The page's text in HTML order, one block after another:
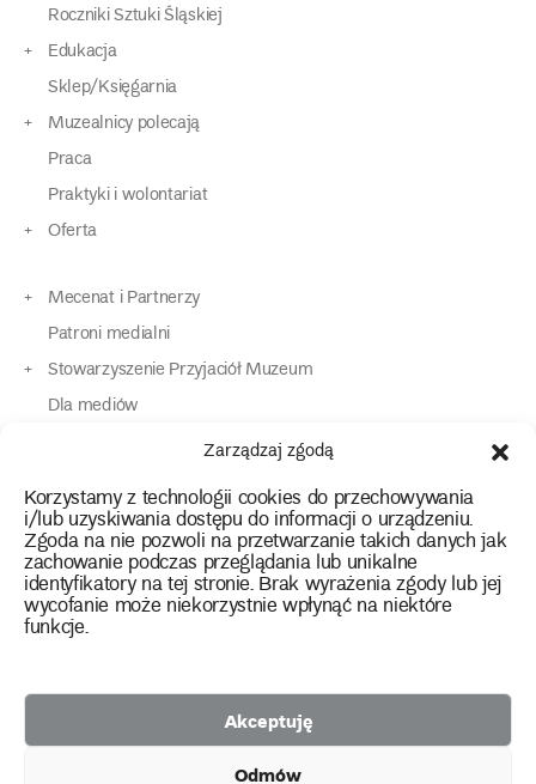
Zarządzaj zgodą
Korzystamy z technologii cookies do przechowywania
i/lub uzyskiwania dostępu do informacji o urządzeniu.
Zgoda na nie pozwoli na przetwarzanie takich danych jak
zachowanie podczas przeglądania lub unikalne
identyfikatory na tej stronie. Brak wyrażenia zgody lub jej
wycofanie może niekorzystnie wpłynąć na niektóre
funkcje.
Akceptuję
Odmów
Roczniki Sztuki Śląskiej
Edukacja
Sklep/Księgarnia
Muzealnicy polecają
Praca
Praktyki i wolontariat
Oferta
Mecenat i Partnerzy
Patroni medialni
Stowarzyszenie Przyjaciół Muzeum
Dla mediów
Dla osób o specjalnych potrzebach
Kontakt
instagram
twitterfacebookyoutube
tiktok
2026 Copyright by Muzeum Narodowe we Wrocławiu
Polityka prywatności